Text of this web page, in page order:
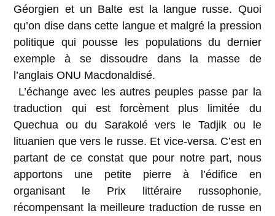
Géorgien et un Balte est la langue russe. Quoi
qu’on dise dans cette langue et malgré la pression
politique qui pousse les populations du dernier
exemple à se dissoudre dans la masse de
l’anglais ONU Macdonaldisé.
L’échange avec les autres peuples passe par la
traduction qui est forcèment plus limitée du
Quechua ou du Sarakolé vers le Tadjik ou le
lituanien que vers le russe. Et vice-versa. C’est en
partant de ce constat que pour notre part, nous
apportons une petite pierre à l’édifice en
organisant le Prix littéraire russophonie,
récompensant la meilleure traduction de russe en